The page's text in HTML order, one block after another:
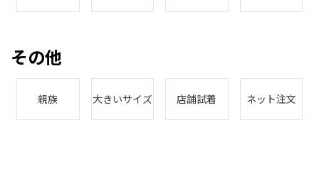
その他
親族 大きいサイズ 店舗試着 ネット注文